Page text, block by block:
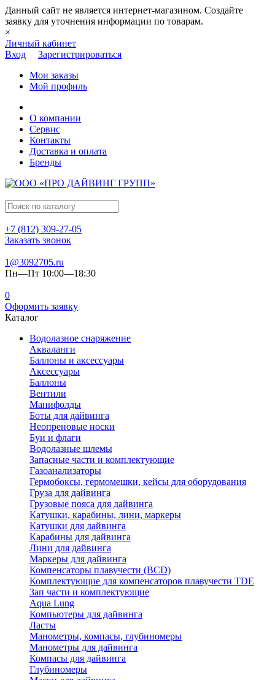
Данный сайт не является интернет-магазином. Создайте
заявку для уточнения информации по товарам.
×
Личный кабинет
Вход
Зарегистрироваться
Мои заказы
Мой профиль
О компании
Сервис
Контакты
Доставка и оплата
Бренды
+7 (812) 309-27-05
Заказать звонок
1@3092705.ru
Пн—Пт 10:00—18:30
0
Оформить заявку
Каталог
Водолазное снаряжение
Акваланги
Баллоны и аксессуары
Аксессуары
Баллоны
Вентили
Манифолды
Боты для дайвинга
Неопреновые носки
Буи и флаги
Водолазные шлемы
Запасные части и комплектующие
Газоанализаторы
Гермобоксы, гермомешки, кейсы для оборудования
Груза для дайвинга
Грузовые пояса для дайвинга
Катушки, карабины, лини, маркеры
Катушки для дайвинга
Карабины для дайвинга
Лини для дайвинга
Маркеры для дайвинга
Компенсаторы плавучести (BCD)
Комплектующие для компенсаторов плавучести TDE
Зап части и комплектующие
Aqua Lung
Компьютеры для дайвинга
Ласты
Манометры, компасы, глубиномеры
Манометры для дайвинга
Компасы для дайвинга
Глубиномеры